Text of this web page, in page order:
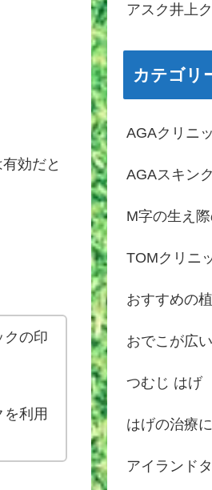
効だと
クの印
利用
アスク井上
カテゴリ
AGAクリニ
AGAスキン
M字の生え
TOMクリニ
おすすめの
おでこが広
つむじ はげ
はげの治療
アイランド